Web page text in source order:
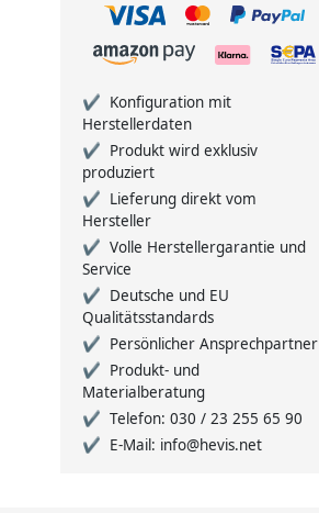
Konfiguration mit
Herstellerdaten
Produkt wird exklusiv
produziert
Lieferung direkt vom
Hersteller
Volle Herstellergarantie und
Service
Deutsche und EU
Qualitätsstandards
Persönlicher Ansprechpartner
Produkt- und
Materialberatung
Telefon: 030 / 23 255 65 90
E-Mail: info@hevis.net